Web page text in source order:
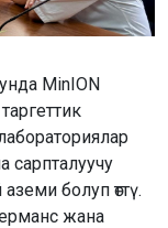
MinION
сарпталуучу
болуп өттү.
жана